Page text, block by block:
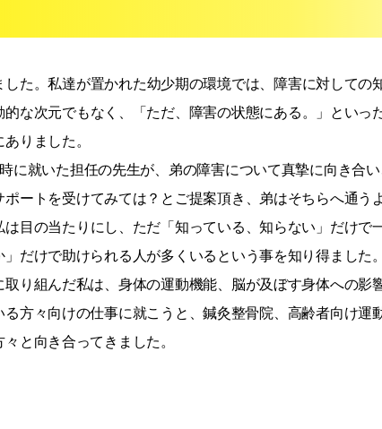
た。私達が置かれた幼少期の環境では、障害に対しての
な次元でもなく、「ただ、障害の状態にある。」といっ
りました。
に就いた担任の先生が、弟の障害について真摯に向き合
ートを受けてみては？とご提案頂き、弟はそちらへ通う
目の当たりにし、ただ「知っている、知らない」だけで
だけで助けられる人が多くいるという事を知り得ました。
り組んだ私は、身体の運動機能、脳が及ぼす身体への影
方々向けの仕事に就こうと、鍼灸整骨院、高齢者向け運
と向き合ってきました。